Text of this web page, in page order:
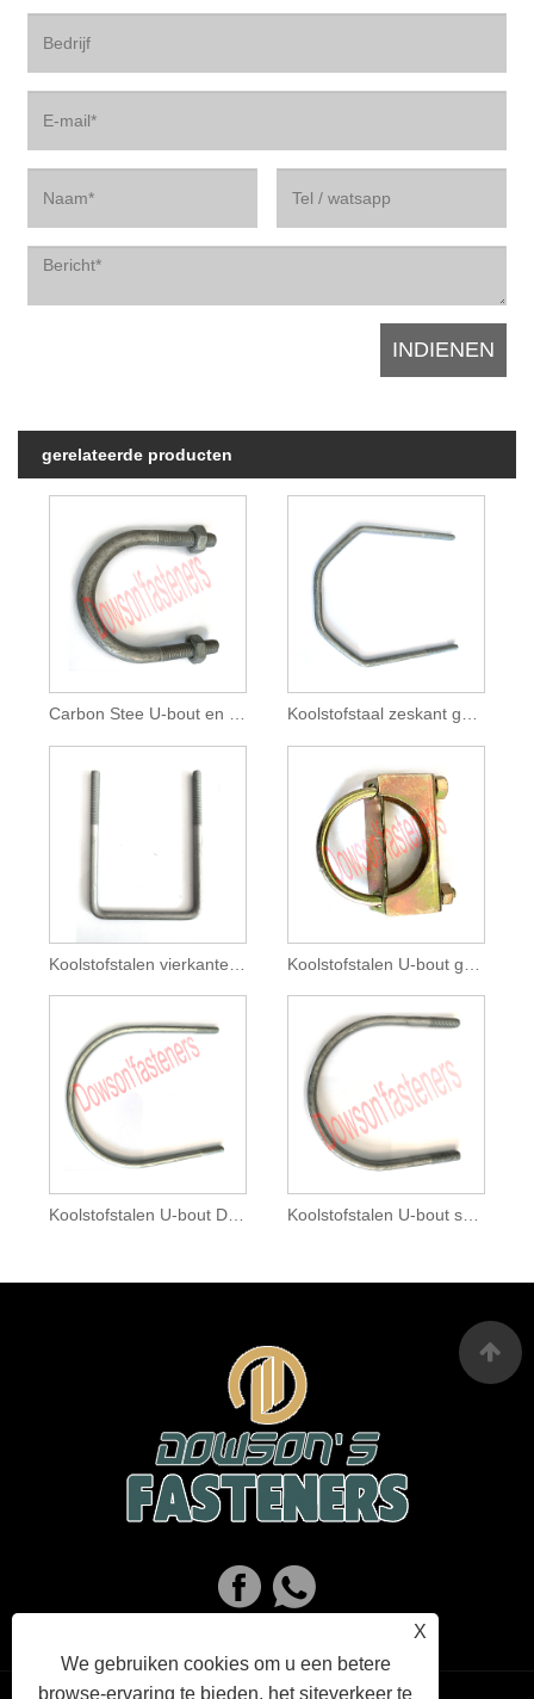
gerelateerde producten
Koolstofstalen U-bout Dacromet
X
We gebruiken cookies om u een betere
browse-ervaring te bieden, het siteverkeer te